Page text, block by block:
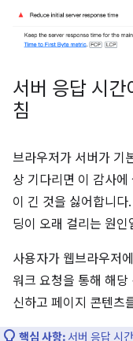
서버 응답 시간
침
브라우저가 서버가 기
상 기다리면 이 감사
이 긴 것을 싫어합니
딩이 오래 걸리는 원인
사용자가 웹브라우저
워크 요청을 통해 해
신하고 페이지 콘텐츠
핵심 사항: 서버 응답 시